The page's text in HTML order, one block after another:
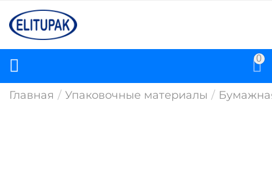
0
Главная / Упаковочные материалы /